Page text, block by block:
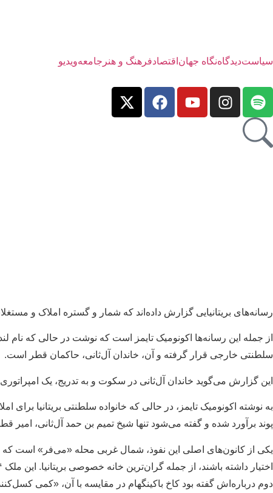
سیاستدیدگاهنگاه جهان اقتصادفرهنگ و هنر جامعهویدیو
رسانه‌های بریتانیایی گزارش داده‌اند که شمار و گستره املاک و
از جمله این رسانه‌ها اکونومیک تایمز است که نوشت در حالی که نام
سلطنتی خارجی قرار گرفته و آن، خاندان آل‌ثانی، حاکمان قطر است.
این گزارش می‌گوید خاندان آل‌ثانی در سکوت و به تدریج، یک
پوند برآورد شده و گفته می‌شود تنها شیخ تمیم بن حمد آل‌ثانی، امیر قطر، حدود ۱.۶ میلیارد پوند
یکی از کانون‌های اصلی این نفوذ، شمال غربی محله «می‌فر» است
دوم درباره‌اش گفته بود کاخ باکینگهام در مقایسه با آن، «کمی